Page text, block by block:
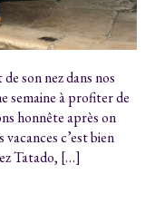
son nez dans nos
semaine à profiter de
honnête après on
c’est bien
Tatado, […]